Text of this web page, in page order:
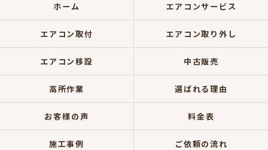
ホーム エアコンサービス
エアコン取付 エアコン取り外し
エアコン移設 中古販売
高所作業 選ばれる理由
お客様の声 料金表
施工事例 ご依頼の流れ